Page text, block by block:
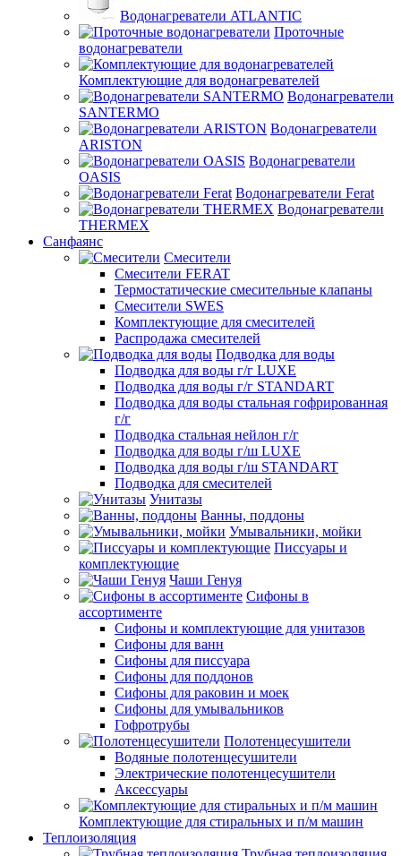
Водонагреватели ATLANTIC
Проточные
водонагреватели
Комплектующие для водонагревателей
Водонагреватели
SANTERMO
Водонагреватели
ARISTON
Водонагреватели
OASIS
Водонагреватели Ferat
Водонагреватели
THERMEX
Санфаянс
Смесители
Смесители FERAT
Термостатические смесительные клапаны
Смесители SWES
Комплектующие для смесителей
Распродажа смесителей
Подводка для воды
Подводка для воды г/г LUXE
Подводка для воды г/г STANDART
Подводка для воды стальная гофрированная
г/г
Подводка стальная нейлон г/г
Подводка для воды г/ш LUXE
Подводка для воды г/ш STANDART
Подводка для смесителей
Унитазы
Ванны, поддоны
Умывальники, мойки
Писсуары и
комплектующие
Чаши Генуя
Сифоны в
ассортименте
Сифоны и комплектующие для унитазов
Сифоны для ванн
Сифоны для писсуара
Сифоны для поддонов
Сифоны для раковин и моек
Сифоны для умывальников
Гофротрубы
Полотенцесушители
Водяные полотенцесушители
Электрические полотенцесушители
Аксессуары
Комплектующие для стиральных и п/м машин
Теплоизоляция